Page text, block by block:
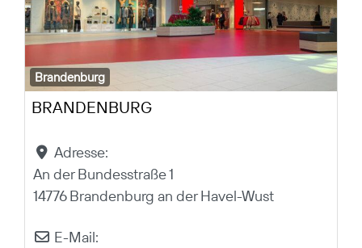
Brandenburg
BRANDENBURG
Adresse:
An der Bundesstraße 1
14776 Brandenburg an der Havel-Wust
E-Mail: